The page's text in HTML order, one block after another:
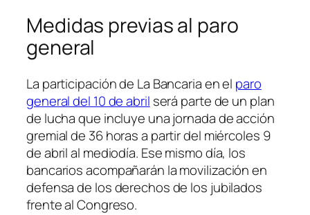
Medidas previas al paro
general
La participación de La Bancaria en el paro
general del 10 de abril será parte de un plan
de lucha que incluye una jornada de acción
gremial de 36 horas a partir del miércoles 9
de abril al mediodía. Ese mismo día, los
bancarios acompañarán la movilización en
defensa de los derechos de los jubilados
frente al Congreso.